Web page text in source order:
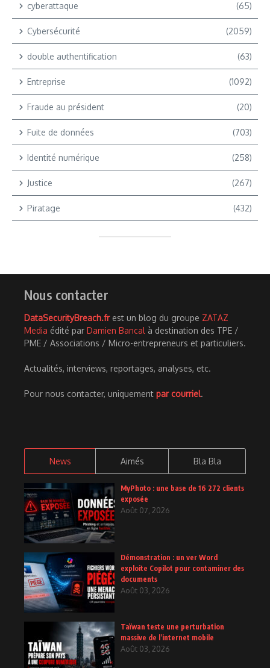
cyberattaque (65)
Cybersécurité (2059)
double authentification (63)
Entreprise (1092)
Fraude au président (20)
Fuite de données (703)
Identité numérique (258)
Justice (267)
Piratage (432)
Nous contacter
DataSecurityBreach.frest un blog du groupe ZATAZ
Media édité par Damien Bancal à destination des TPE /
PME / Associations / Micro-entrepreneurs et particuliers.
Actualités, interviews, reportages, analyses, etc.
Pour nous contacter, uniquement par courriel.
News Aimés Bla Bla
MyPhoto : une base de 16 272 clients
exposée
Août 07, 2026
Démonstration : un ver Word
exploite Copilot pour contaminer des
documents
Août 03, 2026
Taïwan teste une perturbation
massive de l’internet mobile
Août 03, 2026